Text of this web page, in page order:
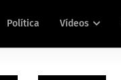
Política Vídeos